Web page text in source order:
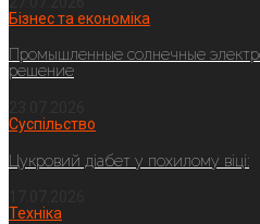
Бізнес та економіка
Промышленные солнечные
решение
Суспільство
Цукровий діабет у похилому віці:
Техніка